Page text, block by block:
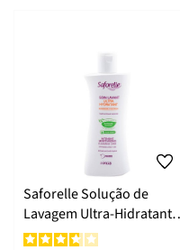
Saforelle Solução de
Lavagem Ultra-Hidratante
250ml